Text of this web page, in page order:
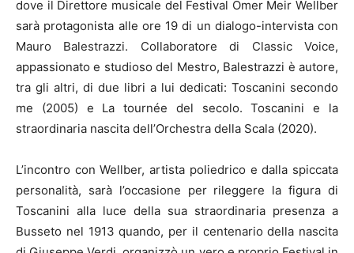
dove il Direttore musicale del Festival Omer Meir Wellber
sarà protagonista alle ore 19 di un dialogo-intervista con
Mauro Balestrazzi. Collaboratore di Classic Voice,
appassionato e studioso del Mestro, Balestrazzi è autore,
tra gli altri, di due libri a lui dedicati: Toscanini secondo
me (2005) e La tournée del secolo. Toscanini e la
straordinaria nascita dell’Orchestra della Scala (2020).
L’incontro con Wellber, artista poliedrico e dalla spiccata
personalità, sarà l’occasione per rileggere la figura di
Toscanini alla luce della sua straordinaria presenza a
Busseto nel 1913 quando, per il centenario della nascita